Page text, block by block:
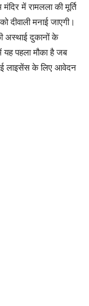
में रामलला की मूर्ति
दीवाली मनाई जाएगी।
अस्थाई दुकानों के
पहला मौका है जब
लाइसेंस के लिए आवेदन